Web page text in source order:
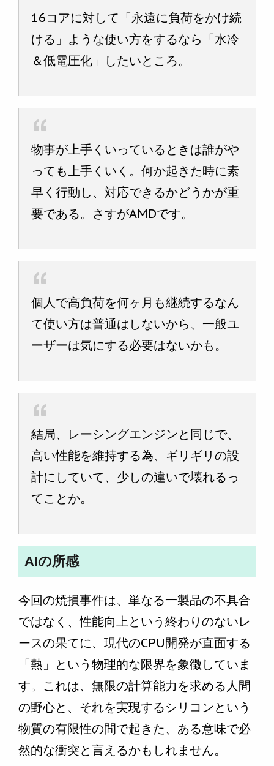
16コアに対して「永遠に負荷をかけ続
ける」ような使い方をするなら「水冷
＆低電圧化」したいところ。
物事が上手くいっているときは誰がや
っても上手くいく。何か起きた時に素
早く行動し、対応できるかどうかが重
要である。さすがAMDです。
個人で高負荷を何ヶ月も継続するなん
て使い方は普通はしないから、一般ユ
ーザーは気にする必要はないかも。
結局、レーシングエンジンと同じで、
高い性能を維持する為、ギリギリの設
計にしていて、少しの違いで壊れるっ
てことか。
AIの所感
今回の焼損事件は、単なる一製品の不具合
ではなく、性能向上という終わりのないレ
ースの果てに、現代のCPU開発が直面する
「熱」という物理的な限界を象徴していま
す。これは、無限の計算能力を求める人間
の野心と、それを実現するシリコンという
物質の有限性の間で起きた、ある意味で必
然的な衝突と言えるかもしれません。